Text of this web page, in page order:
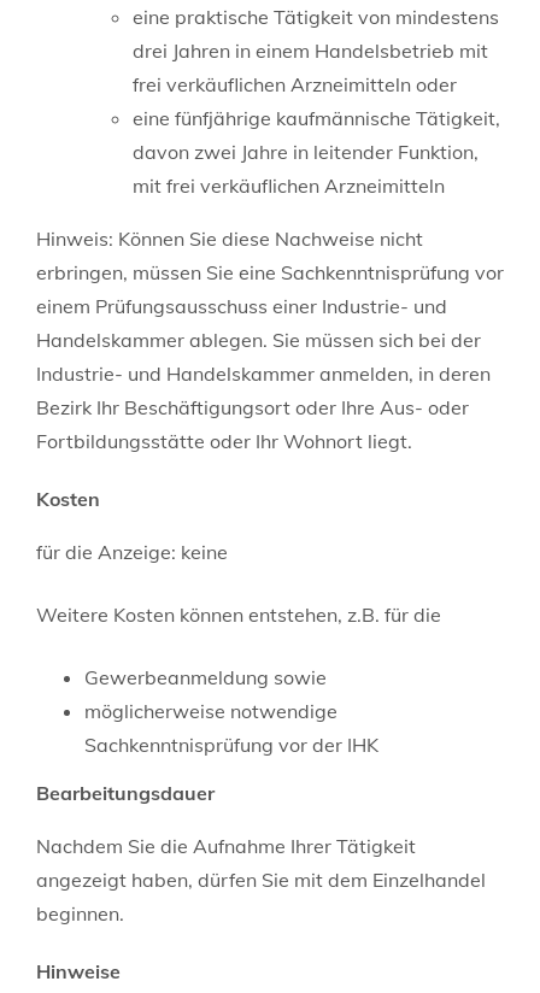
eine praktische Tätigkeit von mindestens
drei Jahren in einem Handelsbetrieb mit
frei verkäuflichen Arzneimitteln oder
eine fünfjährige kaufmännische Tätigkeit,
davon zwei Jahre in leitender Funktion,
mit frei verkäuflichen Arzneimitteln
Hinweis: Können Sie diese Nachweise nicht
erbringen, müssen Sie eine Sachkenntnisprüfung vor
einem Prüfungsausschuss einer Industrie- und
Handelskammer ablegen. Sie müssen sich bei der
Industrie- und Handelskammer anmelden, in deren
Bezirk Ihr Beschäftigungsort oder Ihre Aus- oder
Fortbildungsstätte oder Ihr Wohnort liegt.
Kosten
für die Anzeige: keine
Weitere Kosten können entstehen, z.B. für die
Gewerbeanmeldung sowie
möglicherweise notwendige
Sachkenntnisprüfung vor der IHK
Bearbeitungsdauer
Nachdem Sie die Aufnahme Ihrer Tätigkeit
angezeigt haben, dürfen Sie mit dem Einzelhandel
beginnen.
Hinweise